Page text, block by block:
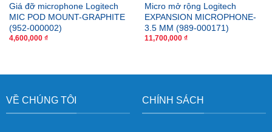
Giá đỡ microphone Logitech
MIC POD MOUNT-GRAPHITE
(952-000002)
4,600,000 ₫
Micro mở rộng Logitech
EXPANSION MICROPHONE-
3.5 MM (989-000171)
11,700,000 ₫
VỀ CHÚNG TÔI CHÍNH SÁCH